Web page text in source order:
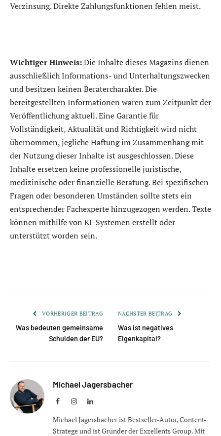
Verzinsung. Direkte Zahlungsfunktionen fehlen meist.
Wichtiger Hinweis:Die Inhalte dieses Magazins dienen
ausschließlich Informations- und Unterhaltungszwecken
und besitzen keinen Beratercharakter. Die
bereitgestellten Informationen waren zum Zeitpunkt der
Veröffentlichung aktuell. Eine Garantie für
Vollständigkeit, Aktualität und Richtigkeit wird nicht
übernommen, jegliche Haftung im Zusammenhang mit
der Nutzung dieser Inhalte ist ausgeschlossen. Diese
Inhalte ersetzen keine professionelle juristische,
medizinische oder finanzielle Beratung. Bei spezifischen
Fragen oder besonderen Umständen sollte stets ein
entsprechender Fachexperte hinzugezogen werden. Texte
können mithilfe von KI-Systemen erstellt oder
unterstützt worden sein.
VORHERIGER BEITRAG
Was bedeuten gemeinsame
Schulden der EU?
NÄCHSTER BEITRAG
Was ist negatives
Eigenkapital?
Michael Jagersbacher
FacebookInstagramLinkedIn
Michael Jagersbacher ist Bestseller-Autor, Content-
Stratege und ist Gründer der Exzellents Group. Mit